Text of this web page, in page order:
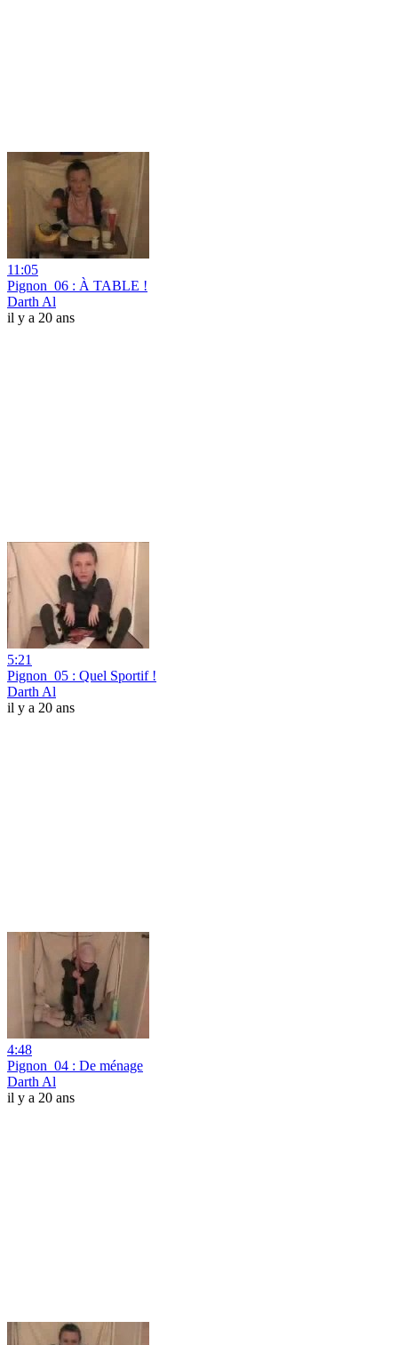
11:05
Pignon_06 : À TABLE !
Darth Al
il y a 20 ans
5:21
Pignon_05 : Quel Sportif !
Darth Al
il y a 20 ans
4:48
Pignon_04 : De ménage
Darth Al
il y a 20 ans